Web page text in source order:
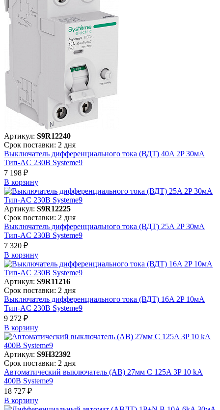
Артикул: S9R12240
Срок поставки: 2 дня
Выключатель дифференциального тока (ВДТ) 40A 2P 30мА
Тип-AC 230В Systeme9
7 198 ₽
В корзинy
Артикул: S9R12225
Срок поставки: 2 дня
Выключатель дифференциального тока (ВДТ) 25A 2P 30мА
Тип-AC 230В Systeme9
7 320 ₽
В корзинy
Артикул: S9R11216
Срок поставки: 2 дня
Выключатель дифференциального тока (ВДТ) 16A 2P 10мА
Тип-AC 230В Systeme9
9 272 ₽
В корзинy
Артикул: S9H32392
Срок поставки: 2 дня
Автоматический выключатель (АВ) 27мм C 125A 3P 10 kA
400В Systeme9
18 727 ₽
В корзинy